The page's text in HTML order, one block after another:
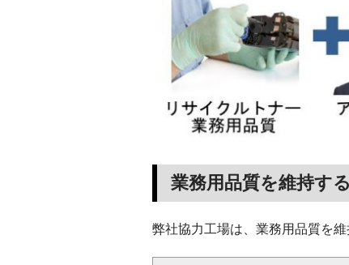
業務用品質を維持す
弊社協力工場は、業務用品質を